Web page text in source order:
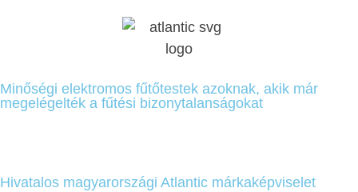
Minőségi elektromos fűtőtestek azoknak, akik már
megelégelték a fűtési bizonytalanságokat
Hivatalos magyarországi Atlantic márkaképviselet